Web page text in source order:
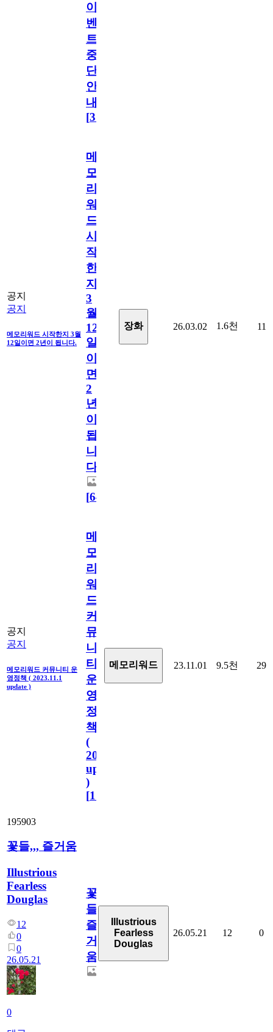
이
벤
트
중
단
안
내
[31
공지
공지
메모리워드 시작한지 3월
12일이면 2년이 됩니다.
메
모
리
워
드
시
작
한
지
3
월
12
일
이
면
2
년
이
됩
니
다.
[64
장화 26.03.02 1.6천 11
공지
공지
메모리워드 커뮤니티 운
영정책 ( 2023.11.1
update )
메
모
리
워
드
커
뮤
니
티
운
영
정
책
(
2023.11.1
update
)
[110
메모리워드 23.11.01 9.5천 29
195903
꽃들,,, 즐거움
Illustrious
Fearless
Douglas
12
0
0
26.05.21
0
꽃
들,,,
즐
거
움
Illustrious
Fearless
Douglas
26.05.21 12 0